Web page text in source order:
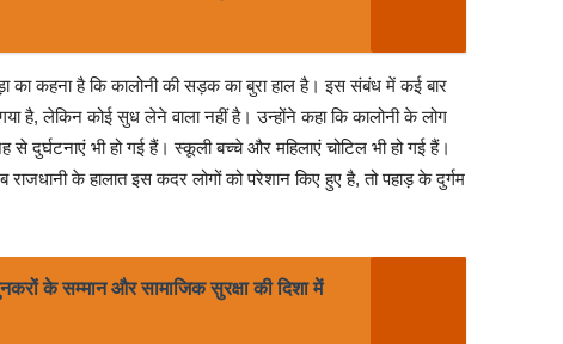
का कहना है कि कालोनी की सड़क का बुरा हाल है। इस संबंध में कई बार
है, लेकिन कोई सुध लेने वाला नहीं है। उन्होंने कहा कि कालोनी के लोग
भी हो गई हैं। स्कूली बच्चे और महिलाएं चोटिल भी हो गई हैं।
के हालात इस कदर लोगों को परेशान किए हुए है, तो पहाड़ के दुर्गम
के सम्मान और सामाजिक सुरक्षा की दिशा में